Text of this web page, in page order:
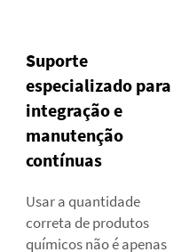
Suporte
especializado para
integração e
manutenção
contínuas
Usar a quantidade
correta de produtos
químicos não é apenas